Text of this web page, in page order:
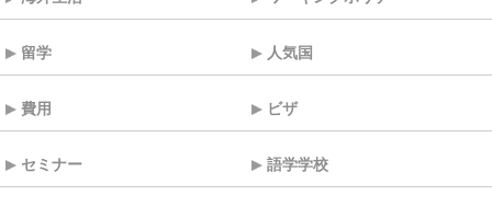
留学 人気国
費用 ビザ
セミナー 語学学校